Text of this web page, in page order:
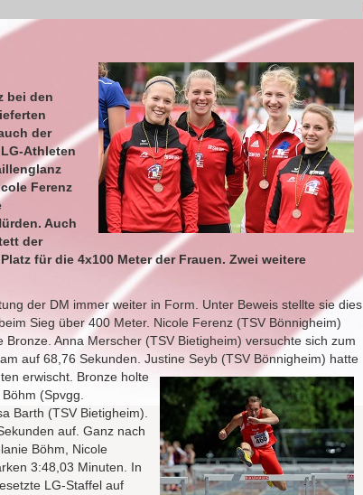
bei den
der
Athleten
Ferenz
Auch
der
für die 4x100 Meter der Frauen. Zwei weitere
der DM immer weiter in Form. Unter Beweis stellte sie dies
Sieg über 400 Meter. Nicole Ferenz (TSV Bönnigheim)
Anna Merscher (TSV Bietigheim) versuchte sich zum
auf 68,76 Sekunden. Justine Seyb (TSV Bönnigheim) hatte
erwischt. Bronze holte
(Spvgg.
Barth (TSV Bietigheim).
auf. Ganz nach
Böhm, Nicole
3:48,03 Minuten. In
LG-Staffel auf